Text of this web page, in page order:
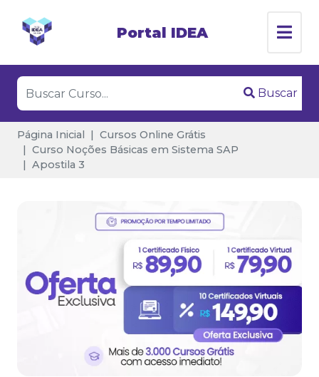
Portal IDEA
Buscar
Página Inicial
Cursos Online Grátis
Curso Noções Básicas em Sistema SAP
Apostila 3